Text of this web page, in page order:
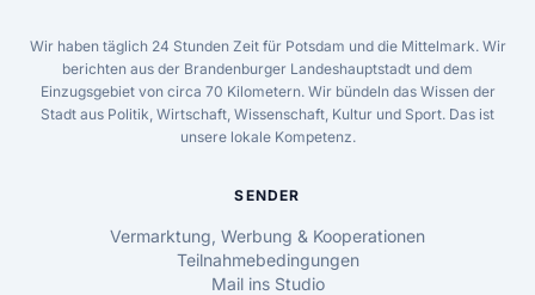
Wir haben täglich 24 Stunden Zeit für Potsdam und die Mittelmark. Wir
berichten aus der Brandenburger Landeshauptstadt und dem
Einzugsgebiet von circa 70 Kilometern. Wir bündeln das Wissen der
Stadt aus Politik, Wirtschaft, Wissenschaft, Kultur und Sport. Das ist
unsere lokale Kompetenz.
SENDER
Vermarktung, Werbung & Kooperationen
Teilnahmebedingungen
Mail ins Studio